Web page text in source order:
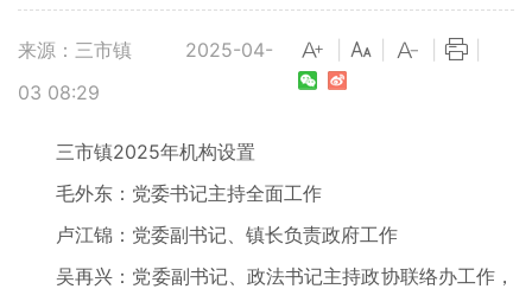
来源：三市镇
2025-04-
03 08:29
三市镇2025年机构设置
毛外东：党委书记主持全面工作
卢江锦：党委副书记、镇长负责政府工作
吴再兴：党委副书记、政法书记主持政协联络办工作，